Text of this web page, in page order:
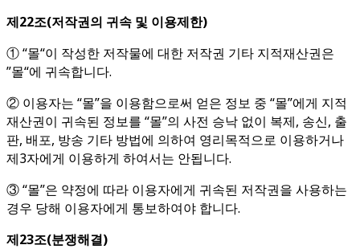
제22조(저작권의 귀속 및 이용제한)
① “몰“이 작성한 저작물에 대한 저작권 기타 지적재산권은
”몰“에 귀속합니다.
② 이용자는 “몰”을 이용함으로써 얻은 정보 중 “몰”에게 지적
재산권이 귀속된 정보를 “몰”의 사전 승낙 없이 복제, 송신, 출
판, 배포, 방송 기타 방법에 의하여 영리목적으로 이용하거나
제3자에게 이용하게 하여서는 안됩니다.
③ “몰”은 약정에 따라 이용자에게 귀속된 저작권을 사용하는
경우 당해 이용자에게 통보하여야 합니다.
제23조(분쟁해결)